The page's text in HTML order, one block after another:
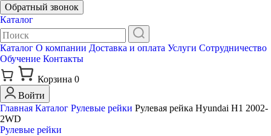
Обратный звонок
Каталог
Каталог О компании Доставка и оплата Услуги Сотрудничество
Обучение Контакты
Корзина 0
Войти
Главная Каталог Рулевые рейки Рулевая рейка Hyundai H1 2002-
2WD
Рулевые рейки